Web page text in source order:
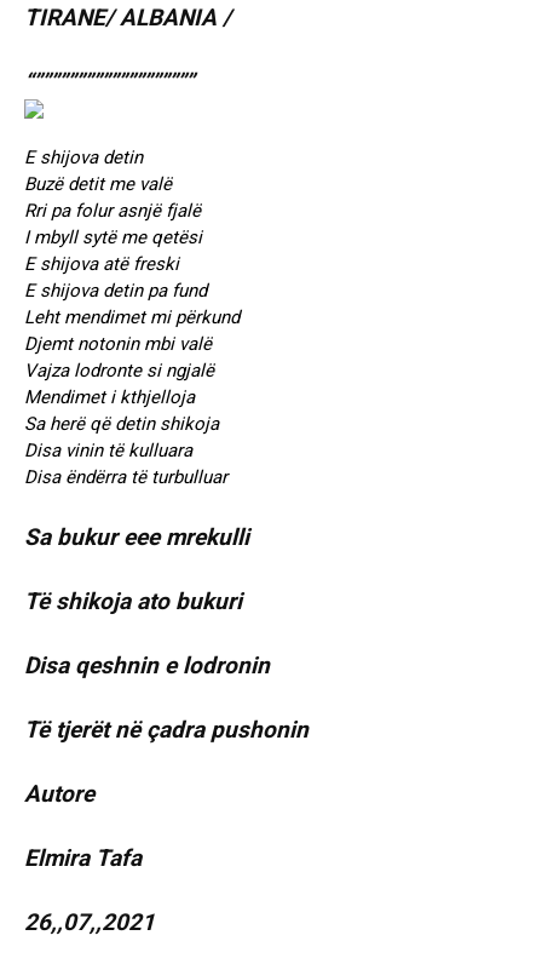
TIRANE/ ALBANIA /
“”””””””””””””””””””
E shijova detin
Buzë detit me valë
Rri pa folur asnjë fjalë
I mbyll sytë me qetësi
E shijova atë freski
E shijova detin pa fund
Leht mendimet mi përkund
Djemt notonin mbi valë
Vajza lodronte si ngjalë
Mendimet i kthjelloja
Sa herë që detin shikoja
Disa vinin të kulluara
Disa ëndërra të turbulluar
Sa bukur eee mrekulli
Të shikoja ato bukuri
Disa qeshnin e lodronin
Të tjerët në çadra pushonin
Autore
Elmira Tafa
26,,07,,2021